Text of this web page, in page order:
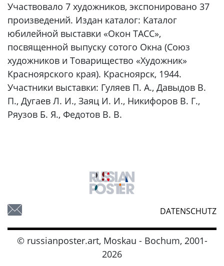
Участвовало 7 художников, экспонировано 37
произведений. Издан каталог: Каталог
юбилейной выставки «Окон ТАСС»,
посвященной выпуску сотого Окна (Союз
художников и Товарищество «Художник»
Красноярского края). Красноярск, 1944.
Участники выставки: Гуляев П. А., Давыдов В.
П., Дугаев Л. И., Заяц И. И., Никифоров В. Г.,
Ряузов Б. Я., Федотов В. В.
DATENSCHUTZ
© russianposter.art, Moskau - Bochum, 2001-
2026